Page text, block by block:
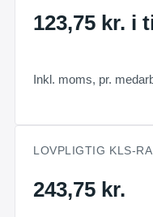
123,75 kr. i
Inkl. moms, pr.
LOVPLIGTIG KLS-
243,75 kr.